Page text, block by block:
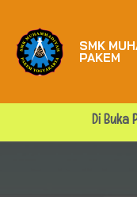
SMK
PAKEM
Di